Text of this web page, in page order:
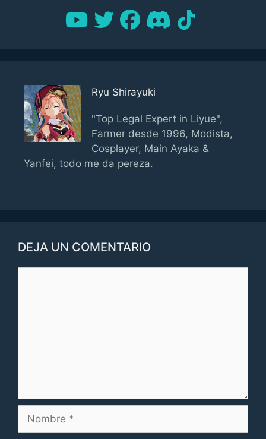
Ryu Shirayuki
"Top Legal Expert in Liyue",
Farmer desde 1996, Modista,
Cosplayer, Main Ayaka &
Yanfei, todo me da pereza.
DEJA UN COMENTARIO